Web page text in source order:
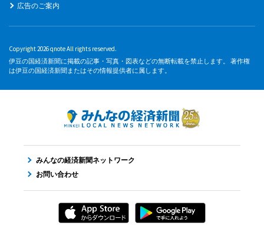
広告のご案内
Copyright 2026 qnote All rights reserved.
伊豆の国経済新聞に掲載の記事・写真・図表などの無断転載を禁止します。 著作権
は伊豆の国経済新聞またはその情報提供者に属します。
みんなの経済新聞ネットワーク
お問い合わせ